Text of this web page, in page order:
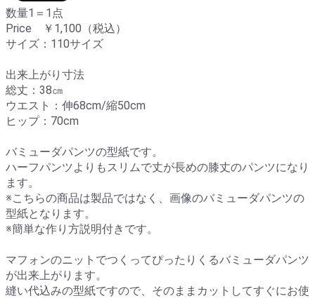
数量1＝1点
Price ￥1,100（税込）
サイズ：110サイズ
出来上がり寸法
総丈：38㎝
ウエスト：伸68cm/縮50cm
ヒップ：70cm
バミューダパンツの型紙です。
ハーフパンツよりもスリムで丈が長めの膝丈のパンツになり
ます。
※こちらの商品は製品ではなく、画像のバミューダパンツの
型紙となります。
※簡単な作り方説明付きです。
マフォンのニットでつくってぴったりくるバミューダパンツ
が出来上がります。
縫い代込みの型紙ですので、そのままカットしてすぐにお使